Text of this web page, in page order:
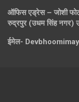
ऑफिस एड्रेस – जोशी
रुद्रपुर (उधम सिंह नगर)
ईमेल-